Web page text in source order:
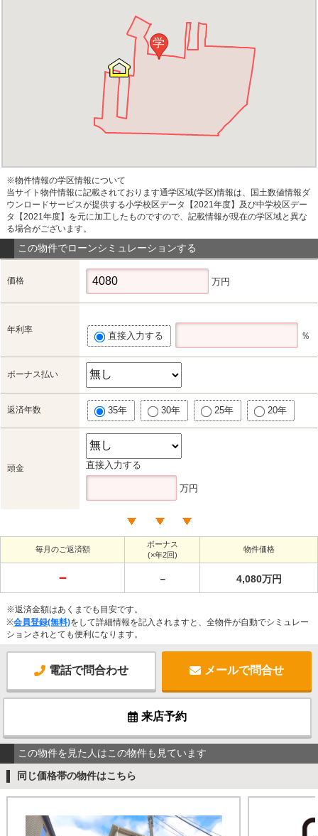
学
※物件情報の学区情報について
当サイト物件情報に記載されております通学区域(学区)情報は、国土数値情報ダ
ウンロードサービスが提供する小学校区データ【2021年度】及び中学校区デー
タ【2021年度】を元に加工したものですので、記載情報が現在の学区域と異な
る場合がございます。
この物件でローンシミュレーションする
価格 万円
年利率
直接入力する ％
ボーナス払い
返済年数 35年 30年 25年 20年
頭金 直接入力する
万円
毎月のご返済額
ボーナス
(×年2回)
物件価格
－ － 4,080万円
※返済金額はあくまでも目安です。
※会員登録(無料)をして詳細情報を記入されますと、全物件が自動でシミュレー
ションされとても便利になります。
電話で問合わせ メールで問合せ
来店予約
この物件を見た人はこの物件も見ています
同じ価格帯の物件はこちら